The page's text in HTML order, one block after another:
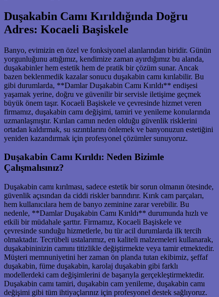
Duşakabin Camı Kırıldığında Doğru
Adres: Kocaeli Başiskele
Banyo, evimizin en özel ve fonksiyonel alanlarından biridir. Günün
yorgunluğunu attığımız, kendimize zaman ayırdığımız bu alanda,
duşakabinler hem estetik hem de pratik bir çözüm sunar. Ancak
bazen beklenmedik kazalar sonucu duşakabin camı kırılabilir. Bu
gibi durumlarda, **Damlar Duşakabin Camı Kırıldı** endişesi
yaşamak yerine, doğru ve güvenilir bir servisle iletişime geçmek
büyük önem taşır. Kocaeli Başiskele ve çevresinde hizmet veren
firmamız, duşakabin camı değişimi, tamiri ve yenileme konularında
uzmanlaşmıştır. Kırılan camın neden olduğu güvenlik risklerini
ortadan kaldırmak, su sızıntılarını önlemek ve banyonuzun estetiğini
yeniden kazandırmak için profesyonel çözümler sunuyoruz.
Duşakabin Camı Kırıldı: Neden Bizimle
Çalışmalısınız?
Duşakabin camı kırılması, sadece estetik bir sorun olmanın ötesinde,
güvenlik açısından da ciddi riskler barındırır. Kırık cam parçaları,
hem kullanıcılara hem de banyo zeminine zarar verebilir. Bu
nedenle, **Damlar Duşakabin Camı Kırıldı** durumunda hızlı ve
etkili bir müdahale şarttır. Firmamız, Kocaeli Başiskele ve
çevresinde sunduğu hizmetlerle, bu tür acil durumlarda ilk tercih
olmaktadır. Tecrübeli ustalarımız, en kaliteli malzemeleri kullanarak,
duşakabininizin camını titizlikle değiştirmekte veya tamir etmektedir.
Müşteri memnuniyetini her zaman ön planda tutan ekibimiz, şeffaf
duşakabin, füme duşakabin, karolaj duşakabin gibi farklı
modellerdeki cam değişimlerini de başarıyla gerçekleştirmektedir.
Duşakabin camı tamiri, duşakabin cam yenileme, duşakabin camı
değişimi gibi tüm ihtiyaçlarınız için profesyonel destek sağlıyoruz.